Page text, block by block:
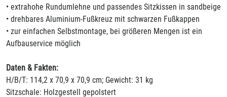
• extrahohe Rundumlehne und passendes Sitzkissen in sandbeige
• drehbares Aluminium-Fußkreuz mit schwarzen Fußkappen
• zur einfachen Selbstmontage, bei größeren Mengen ist ein
Aufbauservice möglich
Daten & Fakten:
H/B/T: 114,2 x 70,9 x 70,9 cm; Gewicht: 31 kg
Sitzschale: Holzgestell gepolstert